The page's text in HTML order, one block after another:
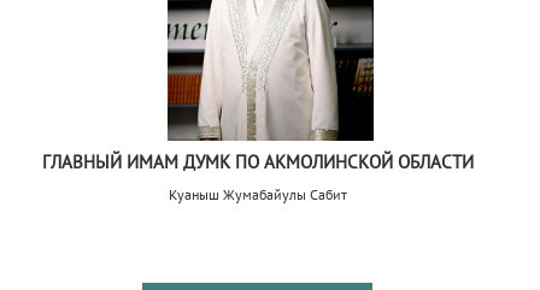
ГЛАВНЫЙ ИМАМ ДУМК ПО АКМОЛИНСКОЙ ОБЛАСТИ
Куаныш Жумабайулы Сабит